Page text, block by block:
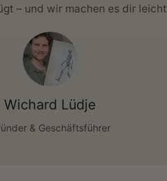
– und wir machen es dir
Wichard Lüdje
& Geschäftsführer